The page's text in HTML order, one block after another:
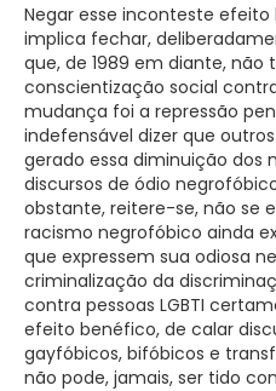
Negar esse inconteste
implica fechar,
que, de 1989 em diante,
conscientização social
mudança foi a repressão
indefensável dizer que
gerado essa diminuição dos
discursos de ódio
obstante, reitere-se, não se
racismo negrofóbico ainda
que expressem sua odiosa
criminalização da
contra pessoas LGBTI
efeito benéfico, de calar
gayfóbicos, bifóbicos e
não pode, jamais, ser tido